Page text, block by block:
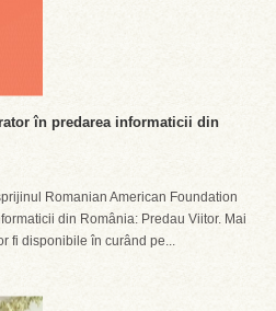
în predarea informaticii din
Romanian American Foundation
din România: Predau Viitor. Mai
fi disponibile în curând pe...